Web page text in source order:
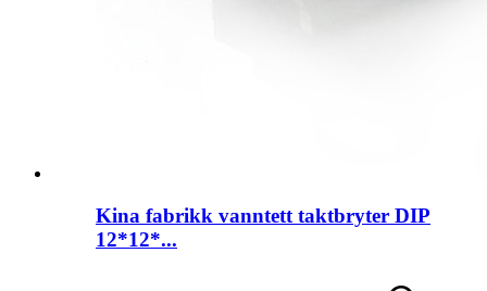
Kina fabrikk vanntett taktbryter DIP
12*12*...